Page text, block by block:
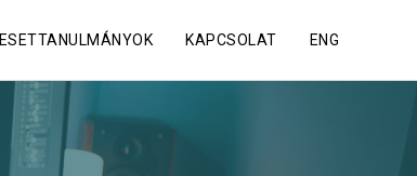
ESETTANULMÁNYOK KAPCSOLAT ENG